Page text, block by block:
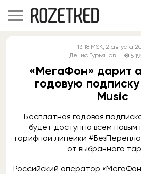
13:18 MSK, 2 августа
Денис Гурьянов
5
«МегаФон» дарит
годовую
Music
Бесплатная годовая
будет доступна всем новым
тарифной линейки
от выбранного
Российский оператор